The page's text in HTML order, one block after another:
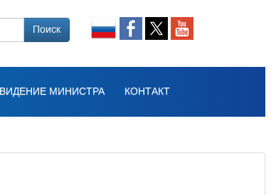
Поиск
ВИДЕНИЕ МИНИСТРА КОНТАКТ